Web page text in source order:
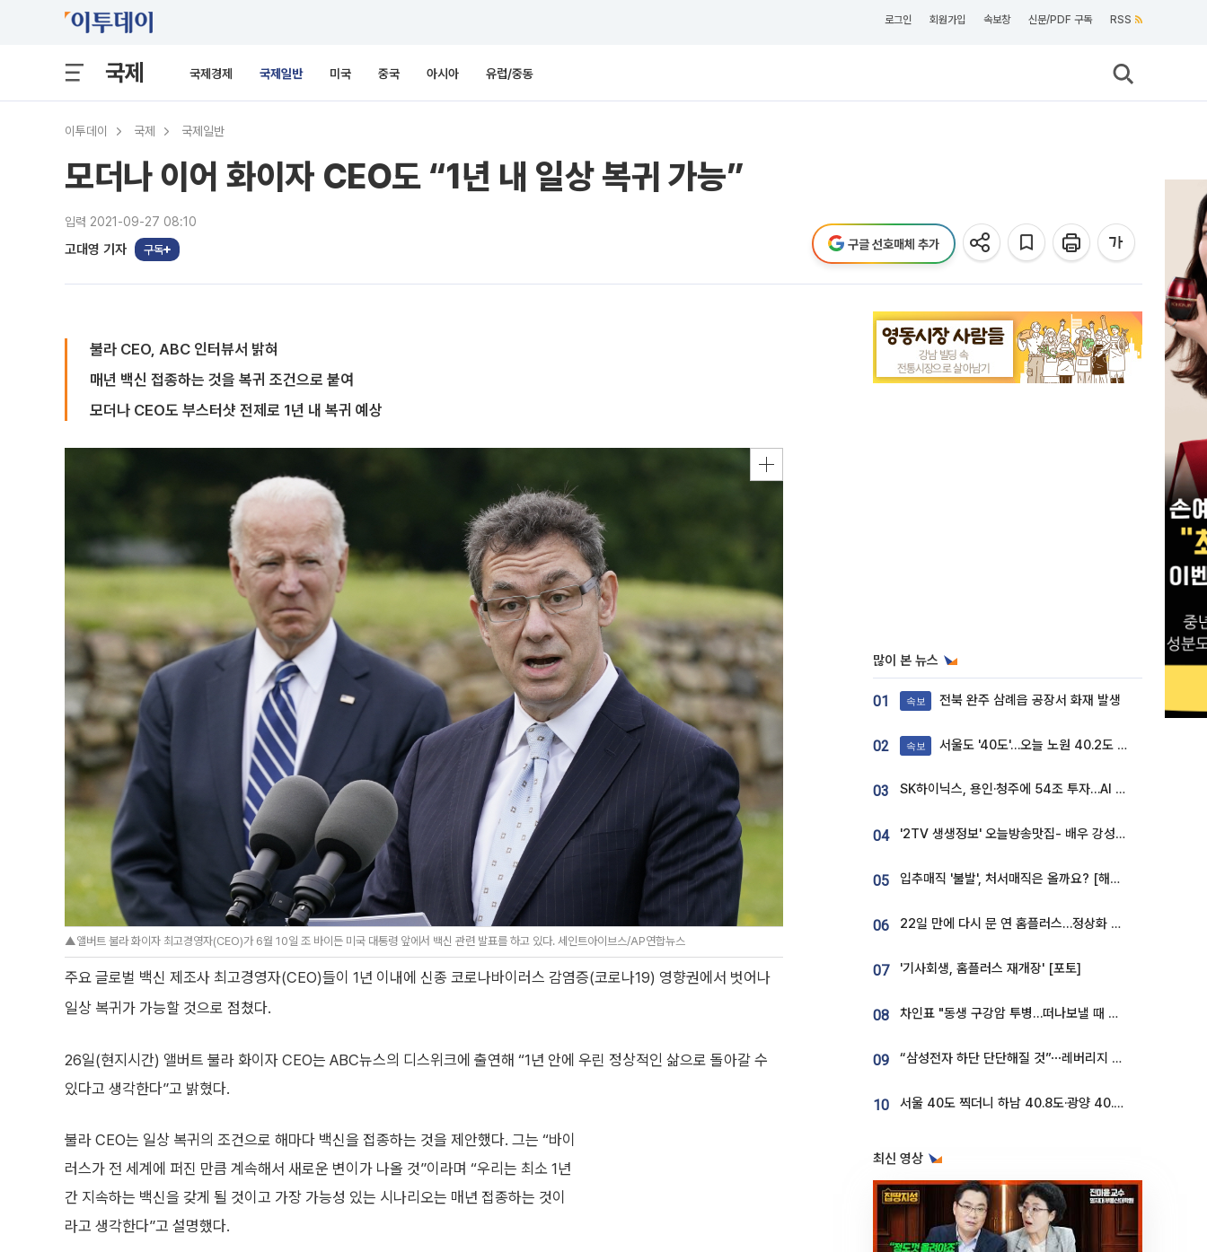
로그인 회원가입 속보창 신문/PDF 구독 RSS
국제 국제경제 국제일반 미국 중국 아시아 유럽/중동
이투데이 국제 국제일반
모더나 이어 화이자 CEO도 “1년 내 일상 복귀 가능”
입력 2021-09-27 08:10
고대영 기자 구독 구글 선호매체 추가
불라 CEO, ABC 인터뷰서 밝혀
매년 백신 접종하는 것을 복귀 조건으로 붙여
모더나 CEO도 부스터샷 전제로 1년 내 복귀 예상
▲앨버트 불라 화이자 최고경영자(CEO)가 6월 10일 조 바이든 미국 대통령 앞에서 백신 관련 발표를 하고 있다. 세인트아이브스/AP연합뉴스
주요 글로벌 백신 제조사 최고경영자(CEO)들이 1년 이내에 신종 코로나바이러스 감염증(코로나19) 영향권에서 벗어나
일상 복귀가 가능할 것으로 점쳤다.
26일(현지시간) 앨버트 불라 화이자 CEO는 ABC뉴스의 디스위크에 출연해 “1년 안에 우린 정상적인 삶으로 돌아갈 수
있다고 생각한다”고 밝혔다.
불라 CEO는 일상 복귀의 조건으로 해마다 백신을 접종하는 것을 제안했다. 그는 “바이
러스가 전 세계에 퍼진 만큼 계속해서 새로운 변이가 나올 것”이라며 “우리는 최소 1년
간 지속하는 백신을 갖게 될 것이고 가장 가능성 있는 시나리오는 매년 접종하는 것이
라고 생각한다”고 설명했다.
많이 본 뉴스
01 속보 전북 완주 삼례읍 공장서 화재 발생
02 속보 서울도 '40도'…오늘 노원 40.2도 기록
03 SK하이닉스, 용인·청주에 54조 투자…AI 메모리 생산기지 키운다
04 '2TV 생생정보' 오늘방송맛집- 배우 강성진 단골! 쌀국수ㆍ푸팟퐁 커리 맛집 '블○○○'
05 입추매직 '불발', 처서매직은 올까요? [해시태그]
06 22일 만에 다시 문 연 홈플러스…정상화 바쁜데 재고 없어 ‘발동동’[가보니]
07 '기사회생, 홈플러스 재개장' [포토]
08 차인표 "동생 구강암 투병…떠나보낼 때 가장 힘들었다”
09 “삼성전자 하단 단단해질 것”⋯레버리지 규제에 쏠림 완화 [찐코노미]
10 서울 40도 찍더니 하남 40.8도·광양 40.2도…전국 '펄펄'
최신 영상